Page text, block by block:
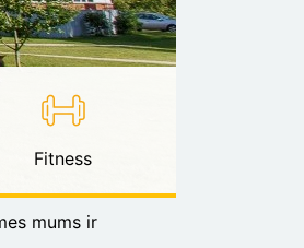
Fitness
mums ir